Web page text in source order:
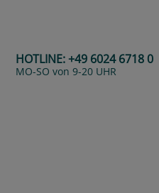
HOTLINE:+49 6024 6718 0
MO-SO von 9-20 UHR